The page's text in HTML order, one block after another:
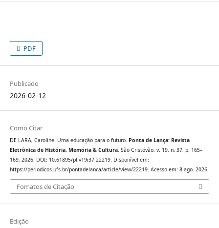
PDF
Publicado
2026-02-12
Como Citar
DE LARA, Caroline. Uma educação para o futuro. Ponta de Lança: Revista
Eletrônica de História, Memória & Cultura, São Cristóvão, v. 19, n. 37, p. 165–
169, 2026. DOI: 10.61895/pl.v19i37.22219. Disponível em:
https://periodicos.ufs.br/pontadelanca/article/view/22219. Acesso em: 8 ago. 2026.
Fomatos de Citação
Edição